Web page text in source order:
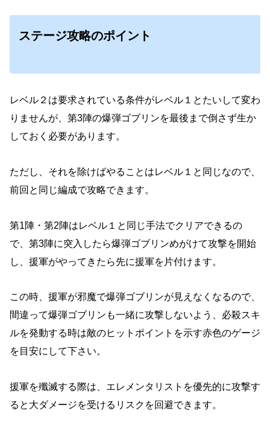
ステージ攻略のポイント
レベル２は要求されている条件がレベル１とたいして変わ
りませんが、第3陣の爆弾ゴブリンを最後まで倒さず生か
しておく必要があります。
ただし、それを除けばやることはレベル１と同じなので、
前回と同じ編成で攻略できます。
第1陣・第2陣はレベル１と同じ手法でクリアできるの
で、第3陣に突入したら爆弾ゴブリンめがけて攻撃を開始
し、援軍がやってきたら先に援軍を片付けます。
この時、援軍が邪魔で爆弾ゴブリンが見えなくなるので、
間違って爆弾ゴブリンも一緒に攻撃しないよう、必殺スキ
ルを発動する時は敵のヒットポイントを示す赤色のゲージ
を目安にして下さい。
援軍を殲滅する際は、エレメンタリストを優先的に攻撃す
ると大ダメージを受けるリスクを回避できます。